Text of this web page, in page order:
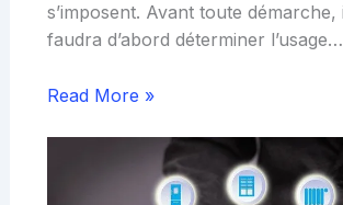
s’imposent. Avant toute démarche,
faudra d’abord déterminer l’usage…
Read More »